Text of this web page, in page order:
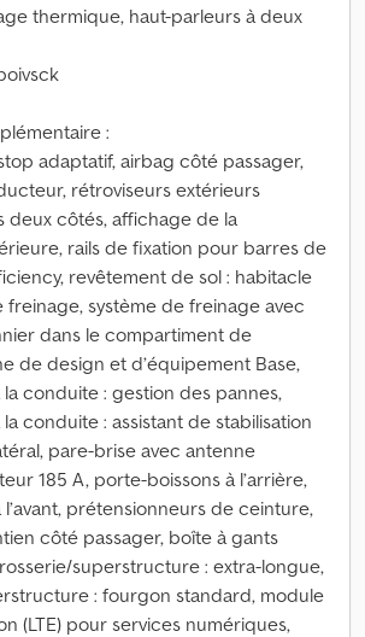
thermique, haut-parleurs à deux
:
adaptatif, airbag côté passager,
rétroviseurs extérieurs
deux côtés, affichage de la
rails de fixation pour barres de
revêtement de sol : habitacle
freinage, système de freinage avec
dans le compartiment de
de design et d’équipement Base,
la conduite : gestion des pannes,
la conduite : assistant de stabilisation
pare-brise avec antenne
185 A, porte-boissons à l’arrière,
prétensionneurs de ceinture,
côté passager, boîte à gants
superstructure : extra-longue,
: fourgon standard, module
(LTE) pour services numériques,